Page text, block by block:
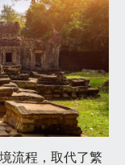
流程，取代了繁